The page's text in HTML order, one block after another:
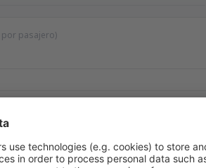
por pasajero)
los vuelos desde
Precio máximo EUR